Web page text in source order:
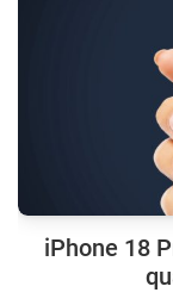
iPhone 18